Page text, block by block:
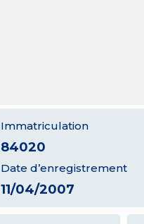
Immatriculation
84020
Date d’enregistrement
11/04/2007